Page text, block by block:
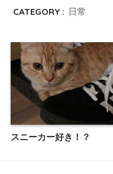
CATEGORY : 日常
スニーカー好き！？